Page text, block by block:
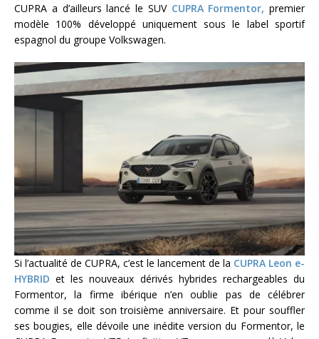
CUPRA a d’ailleurs lancé le SUV CUPRA Formentor, premier
modèle 100% développé uniquement sous le label sportif
espagnol du groupe Volkswagen.
Si l’actualité de CUPRA, c’est le lancement de la CUPRA Leon e-
HYBRID et les nouveaux dérivés hybrides rechargeables du
Formentor, la firme ibérique n’en oublie pas de célébrer
comme il se doit son troisième anniversaire. Et pour souffler
ses bougies, elle dévoile une inédite version du Formentor, le